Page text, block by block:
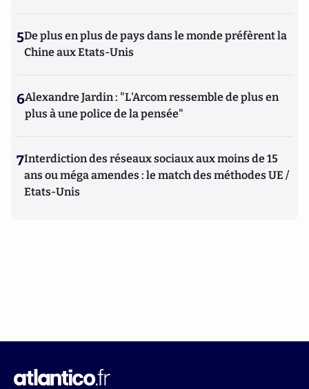
5De plus en plus de pays dans le monde préfèrent la
Chine aux Etats-Unis
6Alexandre Jardin : "L'Arcom ressemble de plus en
plus à une police de la pensée"
7Interdiction des réseaux sociaux aux moins de 15
ans ou méga amendes : le match des méthodes UE /
Etats-Unis